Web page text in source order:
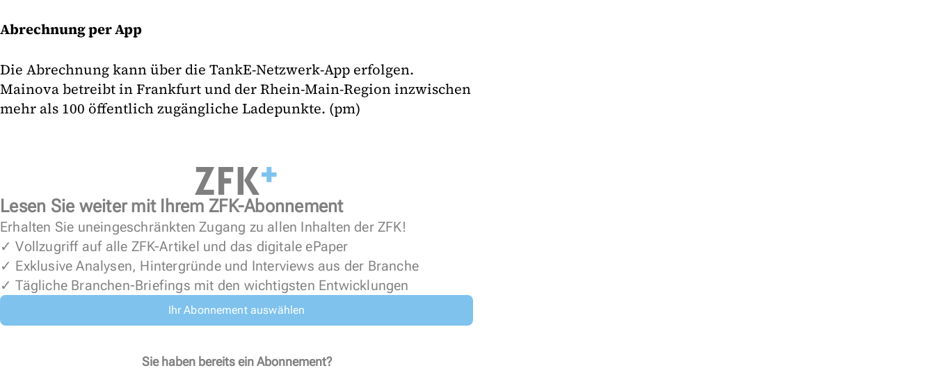
Abrechnung per App
Die Abrechnung kann über die TankE-Netzwerk-App erfolgen.
Mainova betreibt in Frankfurt und der Rhein-Main-Region inzwischen
mehr als 100 öffentlich zugängliche Ladepunkte. (pm)
Lesen Sie weiter mit Ihrem ZFK-Abonnement
Erhalten Sie uneingeschränkten Zugang zu allen Inhalten der ZFK!
✓ Vollzugriff auf alle ZFK-Artikel und das digitale ePaper
✓ Exklusive Analysen, Hintergründe und Interviews aus der Branche
✓ Tägliche Branchen-Briefings mit den wichtigsten Entwicklungen
Ihr Abonnement auswählen
Sie haben bereits ein Abonnement?